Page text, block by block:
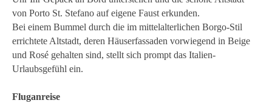
von Porto St. Stefano auf eigene Faust erkunden.
Bei einem Bummel durch die im mittelalterlichen Borgo-Stil
errichtete Altstadt, deren Häuserfassaden vorwiegend in Beige
und Rosé gehalten sind, stellt sich prompt das Italien-
Urlaubsgefühl ein.
Fluganreise